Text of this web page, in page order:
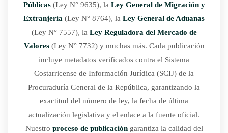
Públicas(Ley N° 9635), la Ley General de Migración y
Extranjería (Ley N° 8764), la Ley General de Aduanas
(Ley N° 7557), la Ley Reguladora del Mercado de
Valores(Ley N° 7732) y muchas más. Cada publicación
incluye metadatos verificados contra el Sistema
Costarricense de Información Jurídica (SCIJ) de la
Procuraduría General de la República, garantizando la
exactitud del número de ley, la fecha de última
actualización legislativa y el enlace a la fuente oficial.
Nuestro proceso de publicacióngarantiza la calidad del